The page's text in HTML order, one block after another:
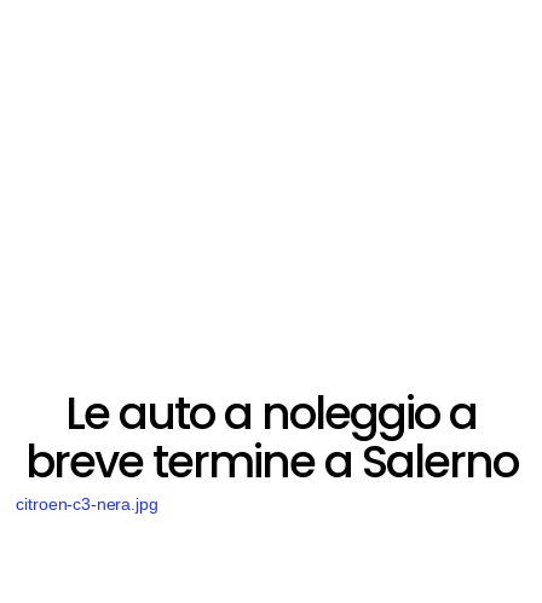
Le auto a noleggio a
breve termine a Salerno
citroen-c3-nera.jpg